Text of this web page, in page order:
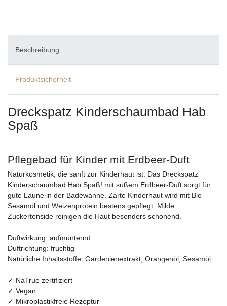
Beschreibung
Produktsicherheit
Dreckspatz Kinderschaumbad Hab
Spaß
Pflegebad für Kinder mit Erdbeer-Duft
Naturkosmetik, die sanft zur Kinderhaut ist: Das Dreckspatz
Kinderschaumbad Hab Spaß! mit süßem Erdbeer-Duft sorgt für
gute Laune in der Badewanne. Zarte Kinderhaut wird mit Bio
Sesamöl und Weizenprotein bestens gepflegt. Milde
Zuckertenside reinigen die Haut besonders schonend.
Duftwirkung: aufmunternd
Duftrichtung: fruchtig
Natürliche Inhaltsstoffe: Gardenienextrakt, Orangenöl, Sesamöl
✓ NaTrue zertifiziert
✓ Vegan
✓ Mikroplastikfreie Rezeptur